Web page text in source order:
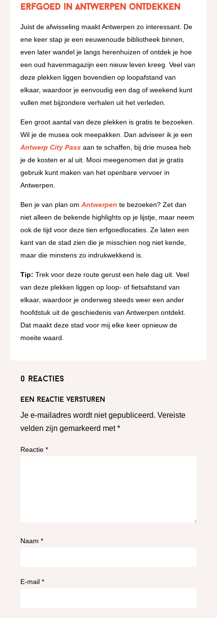
Erfgoed in Antwerpen ontdekken
Juist de afwisseling maakt Antwerpen zo interessant. De
ene keer stap je een eeuwenoude bibliotheek binnen,
even later wandel je langs herenhuizen of ontdek je hoe
een oud havenmagazijn een nieuw leven kreeg. Veel van
deze plekken liggen bovendien op loopafstand van
elkaar, waardoor je eenvoudig een dag of weekend kunt
vullen met bijzondere verhalen uit het verleden.
Een groot aantal van deze plekken is gratis te bezoeken.
Wil je de musea ook meepakken. Dan adviseer ik je een
Antwerp City Pass aan te schaffen, bij drie musea heb
je de kosten er al uit. Mooi meegenomen dat je gratis
gebruik kunt maken van het openbare vervoer in
Antwerpen.
Ben je van plan omAntwerpen te bezoeken? Zet dan
niet alleen de bekende highlights op je lijstje, maar neem
ook de tijd voor deze tien erfgoedlocaties. Ze laten een
kant van de stad zien die je misschien nog niet kende,
maar die minstens zo indrukwekkend is.
Tip: Trek voor deze route gerust een hele dag uit. Veel
van deze plekken liggen op loop- of fietsafstand van
elkaar, waardoor je onderweg steeds weer een ander
hoofdstuk uit de geschiedenis van Antwerpen ontdekt.
Dat maakt deze stad voor mij elke keer opnieuw de
moeite waard.
0 reacties
Een reactie versturen
Je e-mailadres wordt niet gepubliceerd. Vereiste
velden zijn gemarkeerd met*
Reactie*
Naam*
E-mail*